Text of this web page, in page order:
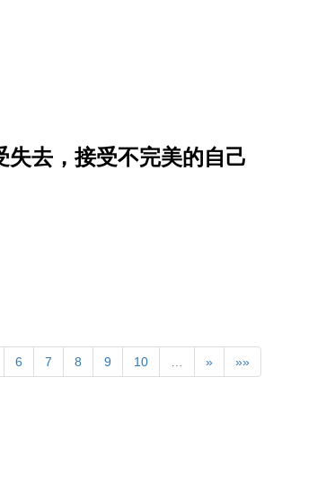
失去，接受不完美的自己
6 7 8 9 10 … » »»